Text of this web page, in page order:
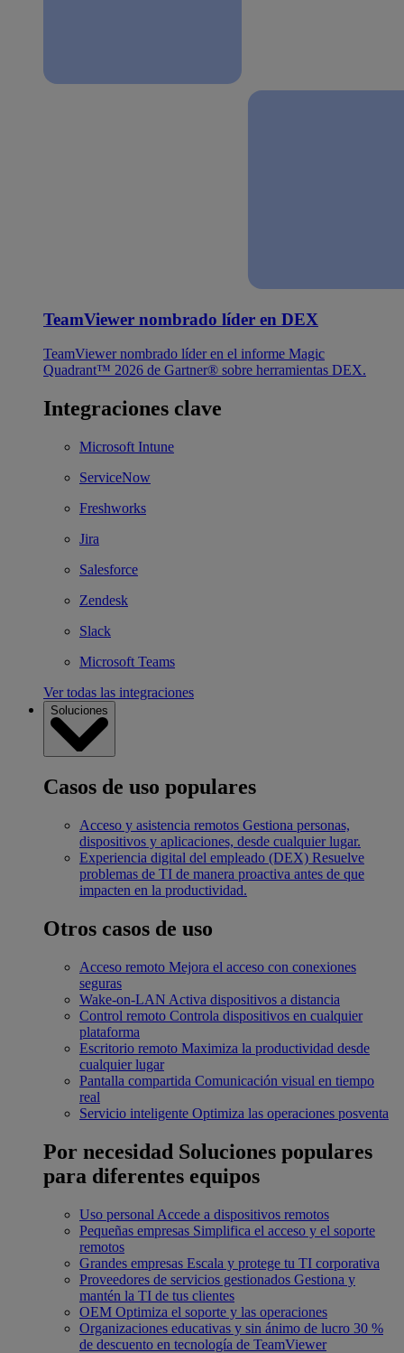
TeamViewer nombrado líder en DEX
TeamViewer nombrado líder en el informe Magic
Quadrant™ 2026 de Gartner® sobre herramientas DEX.
Integraciones clave
Microsoft Intune
ServiceNow
Freshworks
Jira
Salesforce
Zendesk
Slack
Microsoft Teams
Ver todas las integraciones
Soluciones
Casos de uso populares
Acceso y asistencia remotos Gestiona personas,
dispositivos y aplicaciones, desde cualquier lugar.
Experiencia digital del empleado (DEX) Resuelve
problemas de TI de manera proactiva antes de que
impacten en la productividad.
Otros casos de uso
Acceso remoto Mejora el acceso con conexiones
seguras
Wake-on-LAN Activa dispositivos a distancia
Control remoto Controla dispositivos en cualquier
plataforma
Escritorio remoto Maximiza la productividad desde
cualquier lugar
Pantalla compartida Comunicación visual en tiempo
real
Servicio inteligente Optimiza las operaciones posventa
Por necesidad Soluciones populares
para diferentes equipos
Uso personal Accede a dispositivos remotos
Pequeñas empresas Simplifica el acceso y el soporte
remotos
Grandes empresas Escala y protege tu TI corporativa
Proveedores de servicios gestionados Gestiona y
mantén la TI de tus clientes
OEM Optimiza el soporte y las operaciones
Organizaciones educativas y sin ánimo de lucro 30 %
de descuento en tecnología de TeamViewer